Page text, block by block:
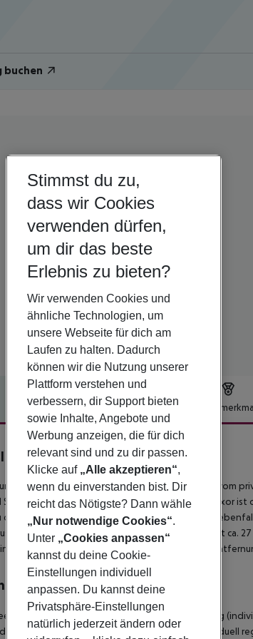
buchen
Hotelbeschreibung
Palacio Resort & Spa
4
Days El Palacio Resort And SPA liegt ca. 25 m
kostenlos verfügbar. Die Stadt Luxor
nächsten Bars und Restaurants gelangt man
in etwa 1 km Entfernung. Der Flughafen (HRG) ist
weiterer Flughafen (RMF) liegt in etwa 250 km
Mit Doppelbett, Teppichboden, Heizung
Terrasse, Safe (kostenlos), Sat-TV sowie individuell
Stimmst du zu,
dass wir Cookies
verwenden dürfen,
um dir das beste
Erlebnis zu bieten?
Wir verwenden Cookies und
ähnliche Technologien, um
unsere Webseite für dich am
Laufen zu halten. Dadurch
können wir die Nutzung unserer
Plattform verstehen und
verbessern, dir Support bieten
sowie Inhalte, Angebote und
Werbung anzeigen, die für dich
relevant sind und zu dir passen.
Klicke auf „Alle akzeptieren“,
wenn du einverstanden bist. Dir
reicht das Nötigste? Dann wähle
„Nur notwendige Cookies“.
Unter „Cookies anpassen“
kannst du deine Cookie-
Einstellungen individuell
anpassen. Du kannst deine
Privatsphäre-Einstellungen
natürlich jederzeit ändern oder